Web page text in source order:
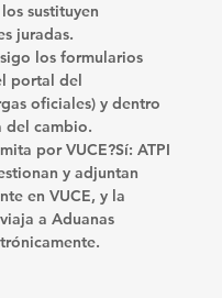
los sustituyen
juradas.
los formularios
portal del
oficiales) y dentro
del cambio.
por VUCE?Sí: ATPI
y adjuntan
en VUCE, y la
a Aduanas